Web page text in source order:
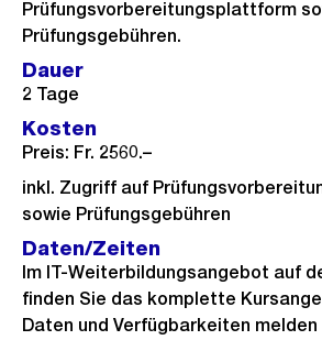
Prüfungsvorbereitungsplattform
Prüfungsgebühren.
Dauer
2 Tage
Kosten
Preis: Fr. 2560.–
inkl. Zugriff auf
sowie Prüfungsgebühren
Daten/Zeiten
Im IT-Weiterbildungsangebot auf
finden Sie das komplette
Daten und Verfügbarkeiten